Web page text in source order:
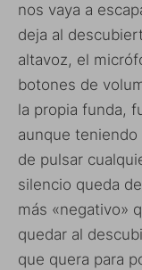
nos vaya a
deja al
altavoz, el
botones de
la propia funda,
aunque
de pulsar
silencio queda
más «negativo»
quedar al
que quera para